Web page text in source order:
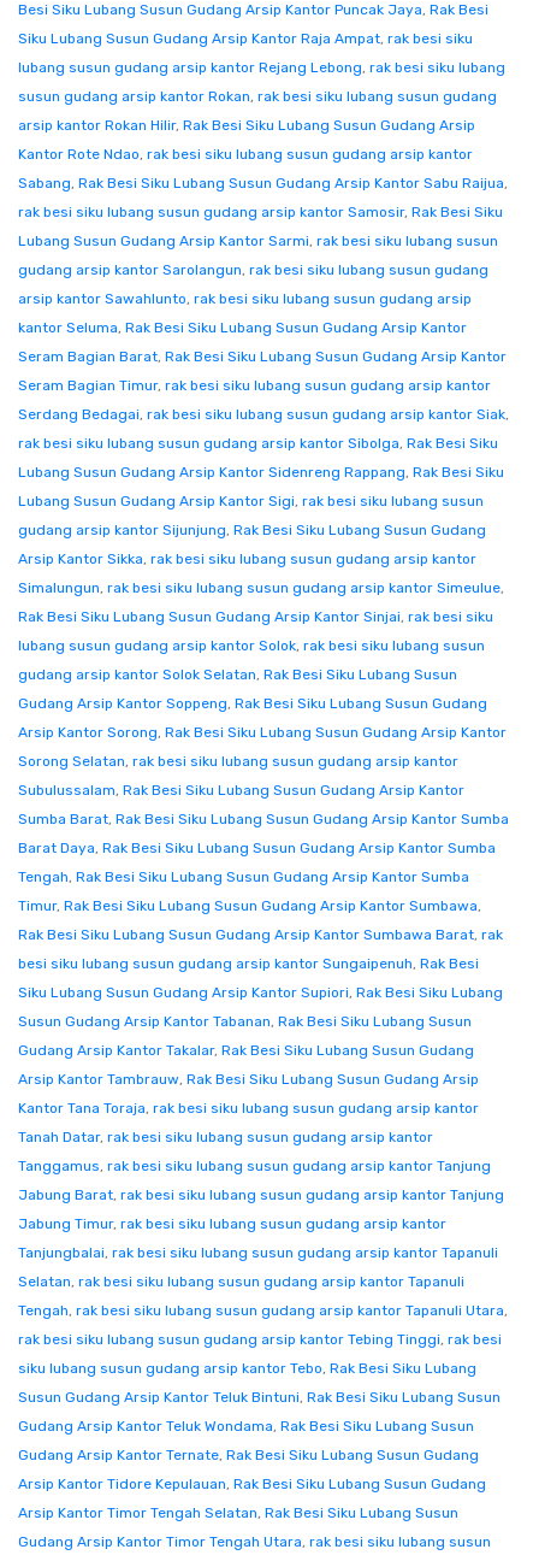
Besi Siku Lubang Susun Gudang Arsip Kantor Puncak Jaya, Rak Besi
Siku Lubang Susun Gudang Arsip Kantor Raja Ampat, rak besi siku
lubang susun gudang arsip kantor Rejang Lebong, rak besi siku lubang
susun gudang arsip kantor Rokan, rak besi siku lubang susun gudang
arsip kantor Rokan Hilir, Rak Besi Siku Lubang Susun Gudang Arsip
Kantor Rote Ndao, rak besi siku lubang susun gudang arsip kantor
Sabang, Rak Besi Siku Lubang Susun Gudang Arsip Kantor Sabu Raijua,
rak besi siku lubang susun gudang arsip kantor Samosir, Rak Besi Siku
Lubang Susun Gudang Arsip Kantor Sarmi, rak besi siku lubang susun
gudang arsip kantor Sarolangun, rak besi siku lubang susun gudang
arsip kantor Sawahlunto, rak besi siku lubang susun gudang arsip
kantor Seluma, Rak Besi Siku Lubang Susun Gudang Arsip Kantor
Seram Bagian Barat, Rak Besi Siku Lubang Susun Gudang Arsip Kantor
Seram Bagian Timur, rak besi siku lubang susun gudang arsip kantor
Serdang Bedagai, rak besi siku lubang susun gudang arsip kantor Siak,
rak besi siku lubang susun gudang arsip kantor Sibolga, Rak Besi Siku
Lubang Susun Gudang Arsip Kantor Sidenreng Rappang, Rak Besi Siku
Lubang Susun Gudang Arsip Kantor Sigi, rak besi siku lubang susun
gudang arsip kantor Sijunjung, Rak Besi Siku Lubang Susun Gudang
Arsip Kantor Sikka, rak besi siku lubang susun gudang arsip kantor
Simalungun, rak besi siku lubang susun gudang arsip kantor Simeulue,
Rak Besi Siku Lubang Susun Gudang Arsip Kantor Sinjai, rak besi siku
lubang susun gudang arsip kantor Solok, rak besi siku lubang susun
gudang arsip kantor Solok Selatan, Rak Besi Siku Lubang Susun
Gudang Arsip Kantor Soppeng, Rak Besi Siku Lubang Susun Gudang
Arsip Kantor Sorong, Rak Besi Siku Lubang Susun Gudang Arsip Kantor
Sorong Selatan, rak besi siku lubang susun gudang arsip kantor
Subulussalam, Rak Besi Siku Lubang Susun Gudang Arsip Kantor
Sumba Barat, Rak Besi Siku Lubang Susun Gudang Arsip Kantor Sumba
Barat Daya, Rak Besi Siku Lubang Susun Gudang Arsip Kantor Sumba
Tengah, Rak Besi Siku Lubang Susun Gudang Arsip Kantor Sumba
Timur, Rak Besi Siku Lubang Susun Gudang Arsip Kantor Sumbawa,
Rak Besi Siku Lubang Susun Gudang Arsip Kantor Sumbawa Barat, rak
besi siku lubang susun gudang arsip kantor Sungaipenuh, Rak Besi
Siku Lubang Susun Gudang Arsip Kantor Supiori, Rak Besi Siku Lubang
Susun Gudang Arsip Kantor Tabanan, Rak Besi Siku Lubang Susun
Gudang Arsip Kantor Takalar, Rak Besi Siku Lubang Susun Gudang
Arsip Kantor Tambrauw, Rak Besi Siku Lubang Susun Gudang Arsip
Kantor Tana Toraja, rak besi siku lubang susun gudang arsip kantor
Tanah Datar, rak besi siku lubang susun gudang arsip kantor
Tanggamus, rak besi siku lubang susun gudang arsip kantor Tanjung
Jabung Barat, rak besi siku lubang susun gudang arsip kantor Tanjung
Jabung Timur, rak besi siku lubang susun gudang arsip kantor
Tanjungbalai, rak besi siku lubang susun gudang arsip kantor Tapanuli
Selatan, rak besi siku lubang susun gudang arsip kantor Tapanuli
Tengah, rak besi siku lubang susun gudang arsip kantor Tapanuli Utara,
rak besi siku lubang susun gudang arsip kantor Tebing Tinggi, rak besi
siku lubang susun gudang arsip kantor Tebo, Rak Besi Siku Lubang
Susun Gudang Arsip Kantor Teluk Bintuni, Rak Besi Siku Lubang Susun
Gudang Arsip Kantor Teluk Wondama, Rak Besi Siku Lubang Susun
Gudang Arsip Kantor Ternate, Rak Besi Siku Lubang Susun Gudang
Arsip Kantor Tidore Kepulauan, Rak Besi Siku Lubang Susun Gudang
Arsip Kantor Timor Tengah Selatan, Rak Besi Siku Lubang Susun
Gudang Arsip Kantor Timor Tengah Utara, rak besi siku lubang susun